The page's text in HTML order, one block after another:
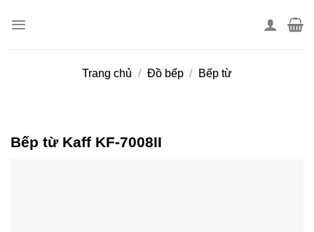
Trang chủ / Đồ bếp / Bếp từ
Bếp từ Kaff KF-7008II